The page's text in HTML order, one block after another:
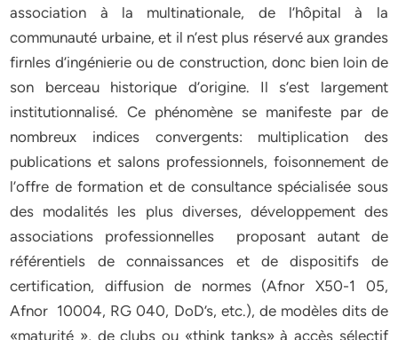
association à la multinationale, de l’hôpital à la
communauté urbaine, et il n’est plus réservé aux grandes
firnles d’ingénierie ou de construction, donc bien loin de
son berceau historique d’origine. Il s’est largement
institutionnalisé. Ce phénomène se manifeste par de
nombreux indices convergents: multiplication des
publications et salons professionnels, foisonnement de
l’offre de formation et de consultance spécialisée sous
des modalités les plus diverses, développement des
associations professionnelles proposant autant de
référentiels de connaissances et de dispositifs de
certification, diffusion de normes (Afnor X50-1 05,
Afnor 10004, RG 040, DoD’s, etc.), de modèles dits de
«maturité », de clubs ou «think tanks» à accès sélectif